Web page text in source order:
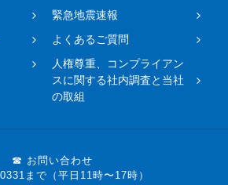
緊急地震速報
よくあるご質問
人権尊重、コンプライアン
スに関する社内調査と当社
の取組
☎ お問い合わせ
まで（平日11時〜17時）